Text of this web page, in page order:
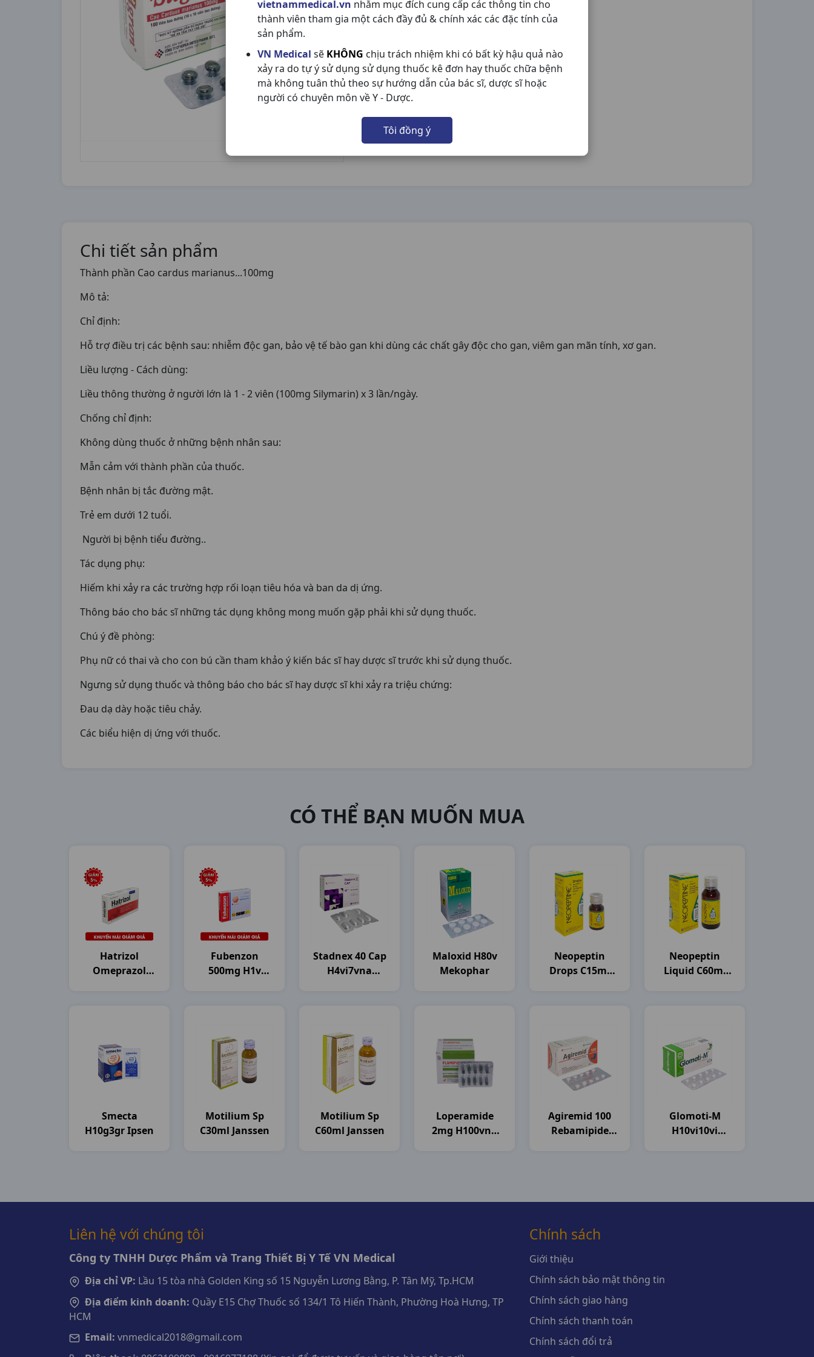
vietnammedical.vn nhằm mục đích cung cấp các thông tin cho
thành viên tham gia một cách đầy đủ & chính xác các đặc tính của
sản phẩm.
VN Medical sẽ KHÔNG chịu trách nhiệm khi có bất kỳ hậu quả nào
xảy ra do tự ý sử dụng sử dụng thuốc kê đơn hay thuốc chữa bệnh
mà không tuân thủ theo sự hướng dẫn của bác sĩ, dược sĩ hoặc
người có chuyên môn về Y - Dược.
Tôi đồng ý
Chi tiết sản phẩm
Thành phần Cao cardus marianus...100mg
Mô tả:
Chỉ định:
Hỗ trợ điều trị các bệnh sau: nhiễm độc gan, bảo vệ tế bào gan khi dùng các chất gây độc cho gan, viêm gan mãn tính, xơ gan.
Liều lượng - Cách dùng:
Liều thông thường ở người lớn là 1 - 2 viên (100mg Silymarin) x 3 lần/ngày.
Chống chỉ định:
Không dùng thuốc ở những bệnh nhân sau:
Mẫn cảm với thành phần của thuốc.
Bệnh nhân bị tắc đường mật.
Trẻ em dưới 12 tuổi.
Người bị bệnh tiểu đường..
Tác dụng phụ:
Hiếm khi xảy ra các trường hợp rối loạn tiêu hóa và ban da dị ứng.
Thông báo cho bác sĩ những tác dụng không mong muốn gặp phải khi sử dụng thuốc.
Chú ý đề phòng:
Phụ nữ có thai và cho con bú cần tham khảo ý kiến bác sĩ hay dược sĩ trước khi sử dụng thuốc.
Ngưng sử dụng thuốc và thông báo cho bác sĩ hay dược sĩ khi xảy ra triệu chứng:
Đau dạ dày hoặc tiêu chảy.
Các biểu hiện dị ứng với thuốc.
CÓ THỂ BẠN MUỐN MUA
Hatrizol
Omeprazol
Fubenzon
500mg H1v
Stadnex 40 Cap
H4vi7vna
Maloxid H80v
Mekophar
Neopeptin
Drops C15ml
Neopeptin
Liquid C60ml
Smecta
H10g3gr Ipsen
Motilium Sp
C30ml Janssen
Motilium Sp
C60ml Janssen
Loperamide
2mg H100vna
Agiremid 100
Rebamipide
Glomoti-M
H10vi10vi
Liên hệ với chúng tôi
Công ty TNHH Dược Phẩm và Trang Thiết Bị Y Tế VN Medical
Địa chỉ VP: Lầu 15 tòa nhà Golden King số 15 Nguyễn Lương Bằng, P. Tân Mỹ, Tp.HCM
Địa điểm kinh doanh: Quầy E15 Chợ Thuốc số 134/1 Tô Hiến Thành, Phường Hoà Hưng, TP
HCM
Email: vnmedical2018@gmail.com
Chính sách
Giới thiệu
Chính sách bảo mật thông tin
Chính sách giao hàng
Chính sách thanh toán
Chính sách đổi trả